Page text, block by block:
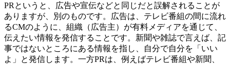
PRというと、広告や宣伝などと同じだと誤解されることが
ありますが、別のものです。広告は、テレビ番組の間に流れ
るCMのように、組織（広告主）が有料メディアを通じて、
伝えたい情報を発信することです。新聞や雑誌で言えば、記
事ではないところにある情報を指し、自分で自分を「いい
よ」と発信します。一方PRは、例えばテレビ番組や新聞、